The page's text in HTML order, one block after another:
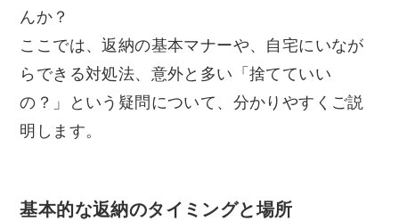
んか？
ここでは、返納の基本マナーや、自宅にいなが
らできる対処法、意外と多い「捨てていい
の？」という疑問について、分かりやすくご説
明します。
基本的な返納のタイミングと場所